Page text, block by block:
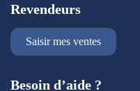
Revendeurs
Saisir mes ventes
Besoin d’aide ?